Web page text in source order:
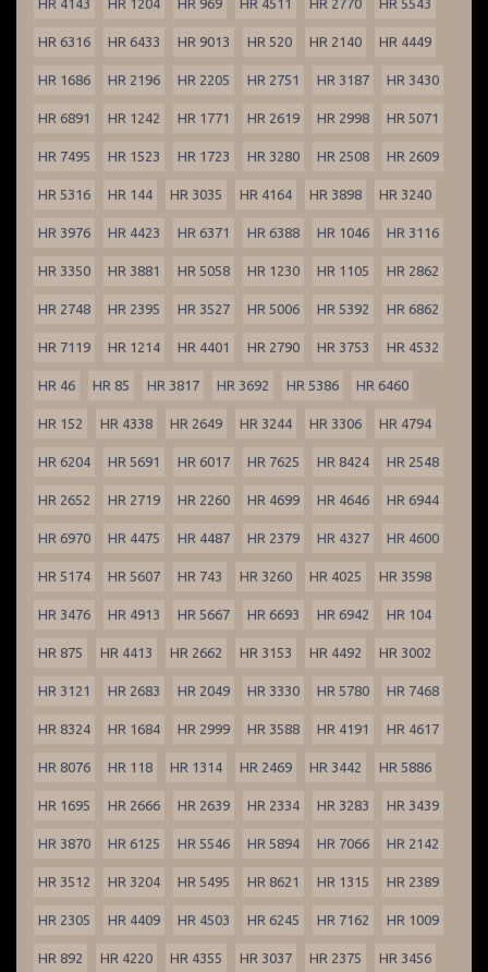
HR 4143 HR 1204 HR 969 HR 4511 HR 2770 HR 5543
HR 6316 HR 6433 HR 9013 HR 520 HR 2140 HR 4449
HR 1686 HR 2196 HR 2205 HR 2751 HR 3187 HR 3430
HR 6891 HR 1242 HR 1771 HR 2619 HR 2998 HR 5071
HR 7495 HR 1523 HR 1723 HR 3280 HR 2508 HR 2609
HR 5316 HR 144 HR 3035 HR 4164 HR 3898 HR 3240
HR 3976 HR 4423 HR 6371 HR 6388 HR 1046 HR 3116
HR 3350 HR 3881 HR 5058 HR 1230 HR 1105 HR 2862
HR 2748 HR 2395 HR 3527 HR 5006 HR 5392 HR 6862
HR 7119 HR 1214 HR 4401 HR 2790 HR 3753 HR 4532
HR 46 HR 85 HR 3817 HR 3692 HR 5386 HR 6460
HR 152 HR 4338 HR 2649 HR 3244 HR 3306 HR 4794
HR 6204 HR 5691 HR 6017 HR 7625 HR 8424 HR 2548
HR 2652 HR 2719 HR 2260 HR 4699 HR 4646 HR 6944
HR 6970 HR 4475 HR 4487 HR 2379 HR 4327 HR 4600
HR 5174 HR 5607 HR 743 HR 3260 HR 4025 HR 3598
HR 3476 HR 4913 HR 5667 HR 6693 HR 6942 HR 104
HR 875 HR 4413 HR 2662 HR 3153 HR 4492 HR 3002
HR 3121 HR 2683 HR 2049 HR 3330 HR 5780 HR 7468
HR 8324 HR 1684 HR 2999 HR 3588 HR 4191 HR 4617
HR 8076 HR 118 HR 1314 HR 2469 HR 3442 HR 5886
HR 1695 HR 2666 HR 2639 HR 2334 HR 3283 HR 3439
HR 3870 HR 6125 HR 5546 HR 5894 HR 7066 HR 2142
HR 3512 HR 3204 HR 5495 HR 8621 HR 1315 HR 2389
HR 2305 HR 4409 HR 4503 HR 6245 HR 7162 HR 1009
HR 892 HR 4220 HR 4355 HR 3037 HR 2375 HR 3456